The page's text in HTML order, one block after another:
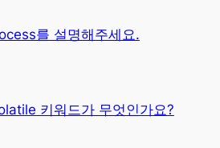
를 설명해주세요.
키워드가 무엇인가요?